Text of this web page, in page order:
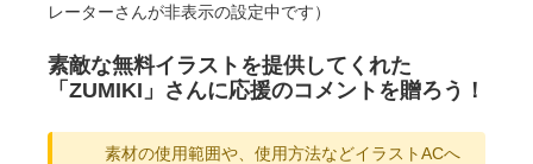
レーターさんが非表示の設定中です）
素敵な無料イラストを提供してくれた
「ZUMIKI」さんに応援のコメントを贈ろう！
素材の使用範囲や、使用方法などイラストACへ